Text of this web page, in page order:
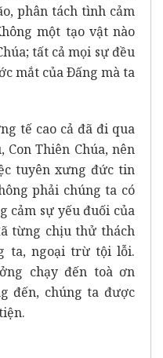
phân tách tình cảm
một tạo vật nào
tất cả mọi sự đều
mắt của Ðấng mà ta
tế cao cả đã đi qua
Thiên Chúa, nên
tuyên xưng đức tin
phải chúng ta có
cảm sự yếu đuối của
từng chịu thử thách
ta, ngoại trừ tội lỗi.
chạy đến toà ơn
đến, chúng ta được